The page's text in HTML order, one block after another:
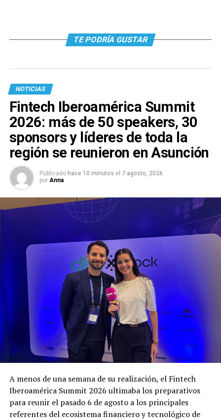
TE PODRÍA GUSTAR
NOTICIAS
Fintech Iberoamérica Summit
2026: más de 50 speakers, 30
sponsors y líderes de toda la
región se reunieron en Asunción
Publicado hace 10 minutos el 7 agosto, 2026
por Anna
A menos de una semana de su realización, el Fintech
Iberoamérica Summit 2026 ultimaba los preparativos
para reunir el pasado 6 de agosto a los principales
referentes del ecosistema financiero y tecnológico de